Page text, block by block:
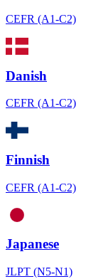
CEFR (A1-C2)
Danish
CEFR (A1-C2)
Finnish
CEFR (A1-C2)
Japanese
JLPT (N5-N1)